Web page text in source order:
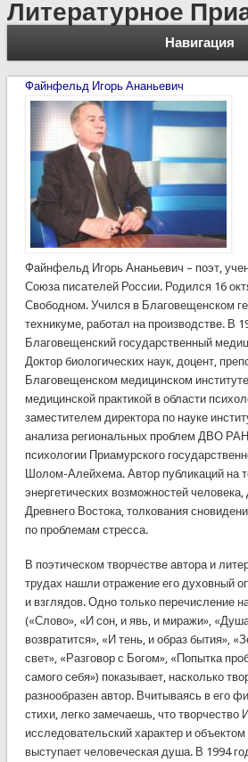
Литературное
Навигация
Файнфельд Игорь Ананьевич
Файнфельд Игорь Ананьевич – поэт,
Союза писателей России. Родился 16
Свободном. Учился в Благовещенском
техникуме, работал на производстве. В
Благовещенский государственный
Доктор биологических наук, доцент,
Благовещенском медицинском
медицинской практикой в области
заместителем директора по науке
анализа региональных проблем ДВО
психологии Приамурского
Шолом-Алейхема. Автор публикаций на
энергетических возможностей
Древнего Востока, толкования
по проблемам стресса.
В поэтическом творчестве автора и
трудах нашли отражение его духовный
и взглядов. Одно только перечисление
(«Слово», «И сон, и явь, и миражи»,
возвратится», «И тень, и образ бытия»,
свет», «Разговор с Богом», «Попытка
самого себя») показывает, насколько
разнообразен автор. Вчитываясь в его
стихи, легко замечаешь, что творчество
исследовательский характер и
выступает человеческая душа. В 1994